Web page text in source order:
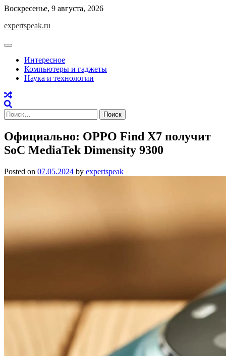
Skip
content
Воскресенье, 9 августа, 2026
expertspeak.ru
Интересное
Компьютеры и гаджеты
Наука и технологии
Найти:
Официально: OPPO Find X7 получит
SoC MediaTek Dimensity 9300
Posted on 07.05.2024 by expertspeak